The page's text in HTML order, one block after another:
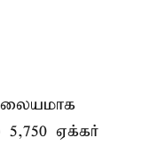
5,750 ஏக்கர்